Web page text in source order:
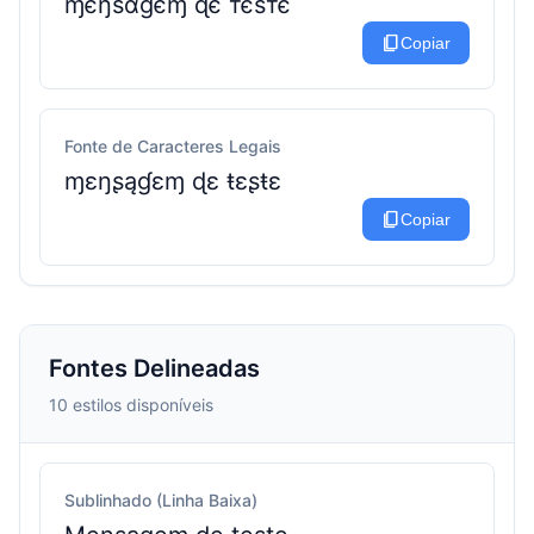
content_copyCopiar
Fonte de Caracteres Legais
ɱɛŋʂąɠɛɱ ɖɛ ŧɛʂŧɛ
content_copyCopiar
Fontes Delineadas
10 estilos disponíveis
Sublinhado (Linha Baixa)